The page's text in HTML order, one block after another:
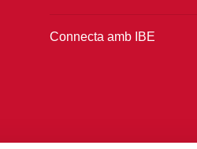
Connecta amb IBE